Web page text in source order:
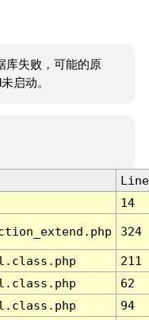
库失败，可能的原
启动。
Line
14
324
211
62
94